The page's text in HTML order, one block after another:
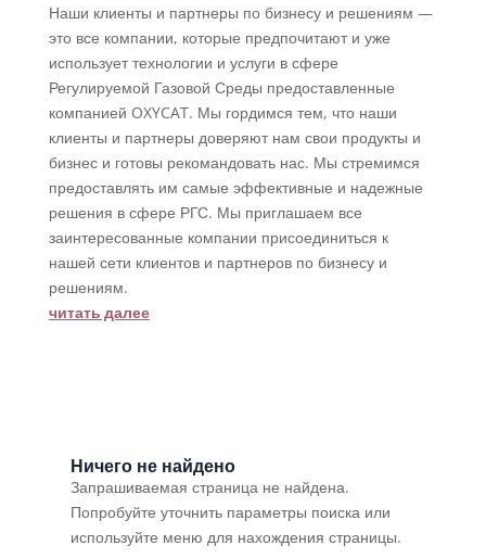
Наши клиенты и партнеры по бизнесу и решениям —
это все компании, которые предпочитают и уже
использует технологии и услуги в сфере
Регулируемой Газовой Среды предоставленные
компанией OXYCAT. Мы гордимся тем, что наши
клиенты и партнеры доверяют нам свои продукты и
бизнес и готовы рекомандовать нас. Мы стремимся
предоставлять им самые эффективные и надежные
решения в сфере РГС. Мы приглашаем все
заинтересованные компании присоединиться к
нашей сети клиентов и партнеров по бизнесу и
решениям.
читать далее
Ничего не найдено
Запрашиваемая страница не найдена.
Попробуйте уточнить параметры поиска или
используйте меню для нахождения страницы.